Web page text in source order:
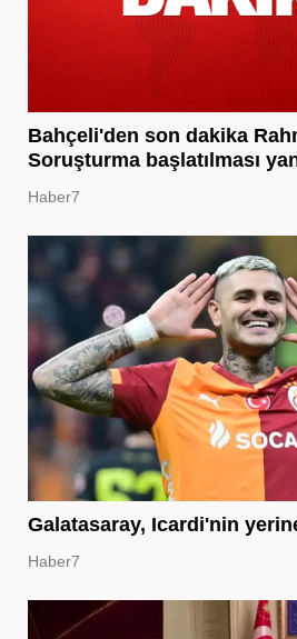
Bahçeli'den son dakika
Soruşturma başlatılması
Haber7
Galatasaray, Icardi'nin
Haber7